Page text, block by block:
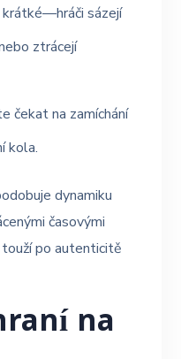
sázejí
ztrácejí
čekat na zamíchání
kola.
dynamiku
časovými
po autenticitě
na